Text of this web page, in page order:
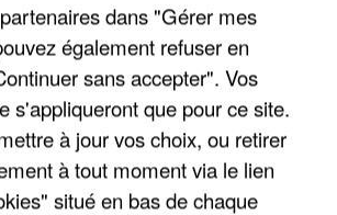
dans "Gérer mes
également refuser en
sans accepter". Vos
s'appliqueront que pour ce site.
à jour vos choix, ou retirer
à tout moment via le lien
situé en bas de chaque